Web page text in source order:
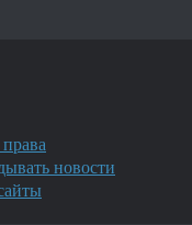
новости